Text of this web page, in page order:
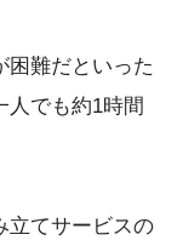
困難だといった
人でも約1時間
立てサービスの